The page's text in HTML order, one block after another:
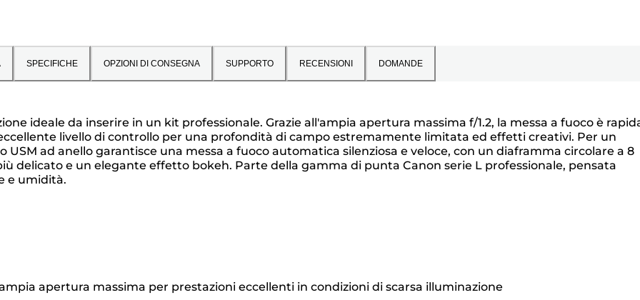
SPECIFICHE OPZIONI DI CONSEGNA SUPPORTO RECENSIONI DOMANDE
ideale da inserire in un kit professionale. Grazie all'ampia apertura massima f/1.2, la messa a fuoco è
livello di controllo per una profondità di campo estremamente limitata ed effetti creativi. Per un
ad anello garantisce una messa a fuoco automatica silenziosa e veloce, con un diaframma circolare a 8
delicato e un elegante effetto bokeh. Parte della gamma di punta Canon serie L professionale, pensata
e umidità.
apertura massima per prestazioni eccellenti in condizioni di scarsa illuminazione